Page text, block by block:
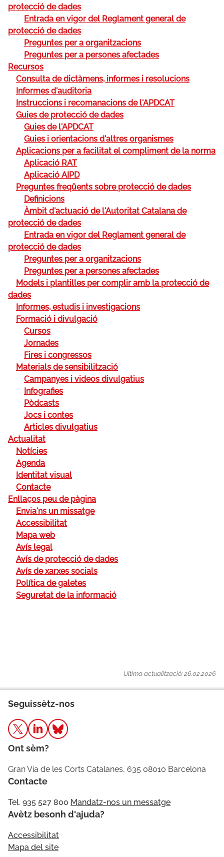
protecció de dades
Entrada en vigor del Reglament general de
protecció de dades
Preguntes per a organitzacions
Preguntes per a persones afectades
Recursos
Consulta de dictàmens, informes i resolucions
Informes d'auditoria
Instruccions i recomanacions de l'APDCAT
Guies de protecció de dades
Guies de l'APDCAT
Guies i orientacions d'altres organismes
Aplicacions per a facilitat el compliment de la norma
Aplicació RAT
Aplicació AIPD
Preguntes freqüents sobre protecció de dades
Definicions
Àmbit d'actuació de l'Autoritat Catalana de
protecció de dades
Entrada en vigor del Reglament general de
protecció de dades
Preguntes per a organitzacions
Preguntes per a persones afectades
Models i plantilles per complir amb la protecció de
dades
Informes, estudis i investigacions
Formació i divulgació
Cursos
Jornades
Fires i congressos
Materials de sensibilització
Campanyes i videos divulgatius
Infografies
Pòdcasts
Jocs i contes
Articles divulgatius
Actualitat
Notícies
Agenda
Identitat visual
Contacte
Enllaços peu de pàgina
Envia'ns un missatge
Accessibilitat
Mapa web
Avís legal
Avís de protecció de dades
Avís de xarxes socials
Política de galetes
Seguretat de la informació
Ultima actualització: 26.02.2026
Seguissètz-nos
Ont sèm?
Gran Via de les Corts Catalanes, 635 08010 Barcelona
Contacte
Tel. 935 527 800 Mandatz-nos un messatge
Avètz besonh d'ajuda?
Accessibilitat
Mapa del site